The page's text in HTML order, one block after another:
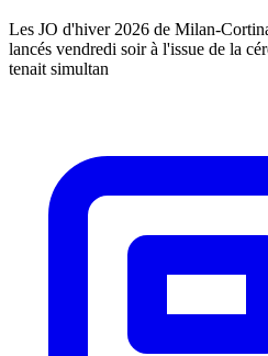
Les JO d'hiver 2026 de Milan-
lancés vendredi soir à l'issue de la
tenait simultan